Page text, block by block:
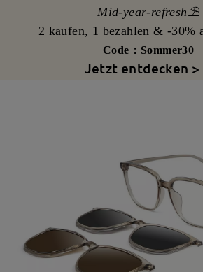
Mid-year-refresh⛱️
2 kaufen, 1 bezahlen & -30%
Code：Sommer30
Jetzt entdecken >